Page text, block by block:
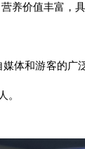
养价值丰富，
体和游客的广
。